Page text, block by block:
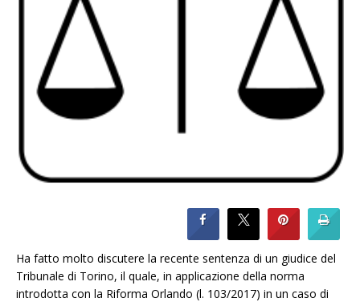
Ha fatto molto discutere la recente sentenza di un giudice del
Tribunale di Torino, il quale, in applicazione della norma
introdotta con la Riforma Orlando (l. 103/2017) in un caso di